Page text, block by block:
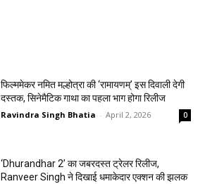
फिल्ममेकर नमित मल्होत्रा की ‘रामायणम्’ इस दिवाली देगी
दस्तक, सिनेमैटिक गाथा का पहला भाग होगा रिलीज
Ravindra Singh Bhatia - April 2, 2026 0
‘Dhurandhar 2’ का जबरदस्त ट्रेलर रिलीज,
Ranveer Singh ने दिखाई धमाकेदार एक्शन की झलक